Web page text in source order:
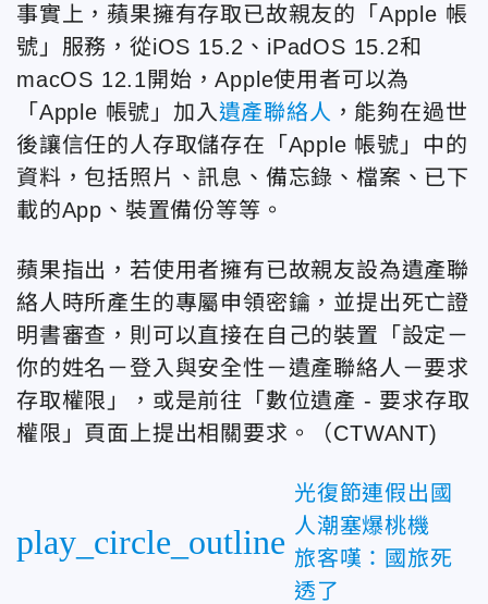
事實上，蘋果擁有存取已故親友的「Apple 帳
號」服務，從iOS 15.2、iPadOS 15.2和
macOS 12.1開始，Apple使用者可以為
「Apple 帳號」加入 遺產聯絡人 ，能夠在過世
後讓信任的人存取儲存在「Apple 帳號」中的
資料，包括照片、訊息、備忘錄、檔案、已下
載的App、裝置備份等等。
蘋果指出，若使用者擁有已故親友設為遺產聯
絡人時所產生的專屬申領密鑰，並提出死亡證
明書審查，則可以直接在自己的裝置「設定－
你的姓名－登入與安全性－遺產聯絡人－要求
存取權限」，或是前往「數位遺產 - 要求存取
權限」頁面上提出相關要求。
（CTWANT)
play_circle_outline
光復節連假出國
人潮塞爆桃機
旅客嘆：國旅死
透了